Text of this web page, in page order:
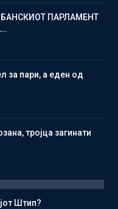
ПАРЛАМЕНТ
за пари, а еден од
тројца загинати
Штип?